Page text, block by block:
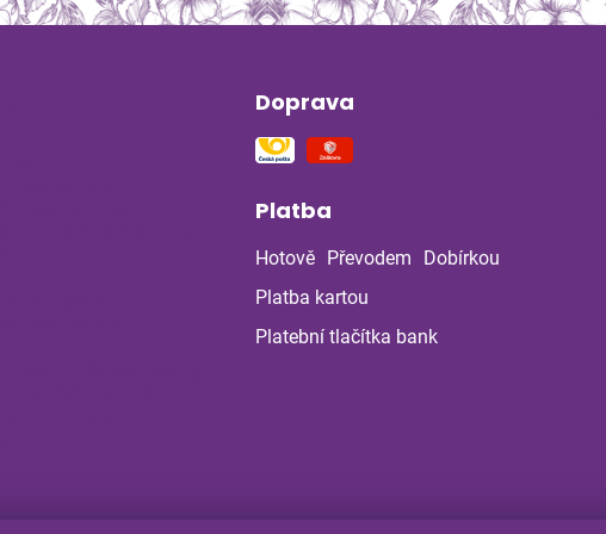
Doprava
Platba
Hotově Převodem
Dobírkou
Platba kartou
Platební tlačítka bank